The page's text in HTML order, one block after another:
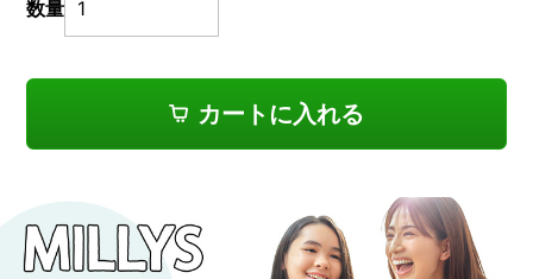
数量
カートに入れる